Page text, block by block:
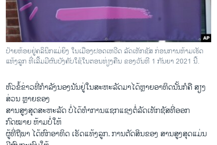
ວິທະຍາສາດ-ເທັກໂນໂລຈີ
ທຸລະກິດ
ພາສາອັງກິດ
ວີດີໂອ
ລາຍງານ
ຕິດຕາມພວກເຮົາ ທີ່
ປ້າຍຫ້ອຍຢູ່ຄລິນິກແມ່ຍິງ ໃນເມືອງຝອດເຫວີດ ລັດເທັກຊັສ ກ່ອນການຫ້າມເຮັດ
ແທ້ງລູກ ທີ່ເລີ້ມມີຜົນບັງຄັບໃຊ້ໃນຕອນທ່ຽງຄືນ ຂອງວັນທີ 1 ກັນຍາ 2021 ນີ້.
ຫົວຂໍ້ຂ່າວທີ່ກຳລັງນອງນັນຢູ່ໃນສະຫະລັດມາໄດ້ຫຼາຍອາທິດນັ້ນກໍຄື ສຽງ
ສ່ວນ ຫຼາຍຂອງ
ສານສູງສຸດສະຫະລັດ ບໍ່ໄດ້ທຳການແຊກແຊງຕໍ່ລັດເທັກຊັສທີ່ອອກ
ກົດໝາຍ ຫ້າມບໍ່ໃຫ້
ຜູ້ທີ່ຖືພາ ໄດ້ຫົກອາທິດ ເຮັດແທ້ງລູກ. ການຕັດສິນຂອງ ສານສູງສຸດແມ່ນ